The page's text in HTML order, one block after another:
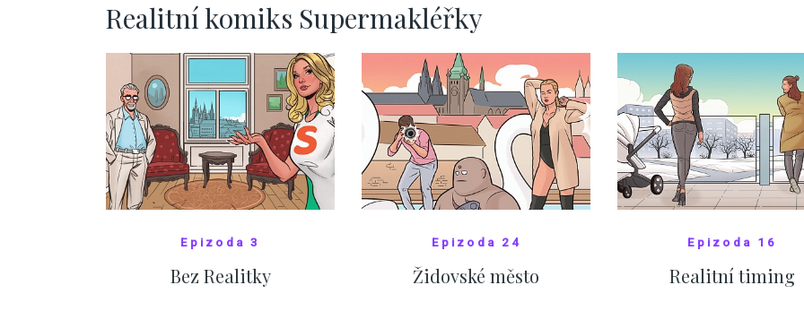
Realitní komiks Supermakléřky
Epizoda 3
Bez Realitky
Epizoda 24
Židovské město
Epizoda 16
Realitní timing